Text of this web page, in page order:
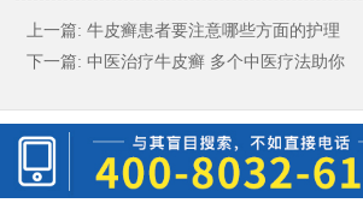
上一篇: 牛皮癣患者要注意哪些方面的护理
下一篇: 中医治疗牛皮癣 多个中医疗法助你